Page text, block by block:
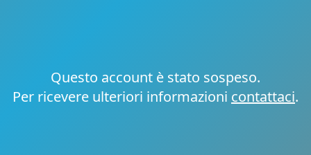
Questo account è stato sospeso.
Per ricevere ulteriori informazioni contattaci.